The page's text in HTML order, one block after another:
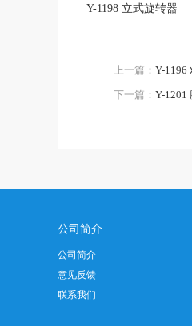
Y-1198 立式旋转器
上一篇： Y-1196
下一篇： Y-1201
公司简介
公司简介
意见反馈
联系我们